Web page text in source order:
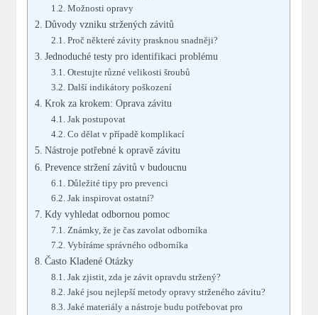
Možnosti opravy
Důvody vzniku stržených závitů
Proč některé závity prasknou snadněji?
Jednoduché testy pro identifikaci problému
Otestujte různé velikosti šroubů
Další indikátory poškození
Krok za krokem: Oprava závitu
Jak postupovat
Co dělat v případě komplikací
Nástroje potřebné k opravě závitu
Prevence stržení závitů v budoucnu
Důležité tipy pro prevenci
Jak inspirovat ostatní?
Kdy vyhledat odbornou pomoc
Známky, že je čas zavolat odborníka
Vybíráme správného odborníka
Často Kladené Otázky
Jak zjistit, zda je závit opravdu stržený?
Jaké jsou nejlepší metody opravy strženého závitu?
Jaké materiály a nástroje budu potřebovat pro